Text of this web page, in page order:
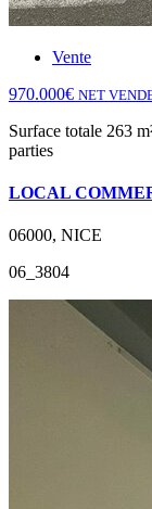
Vente
970.000€ NET
Surface totale 263
parties
LOCAL
06000, NICE
06_3804